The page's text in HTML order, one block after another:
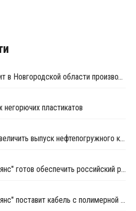
Кабельный завод запустит в Новгородской области производство за 1,8 млрд руб
пластикатов
"Сибкабель" планирует увеличить выпуск нефтепогружного кабеля со сверхзащитой
"Холдинг Кабельный Альянс" готов обеспечить российский рынок кабелями дальней связи
"Холдинг Кабельный Альянс" поставит кабель с полимерной изоляцией для стадиона Лужники